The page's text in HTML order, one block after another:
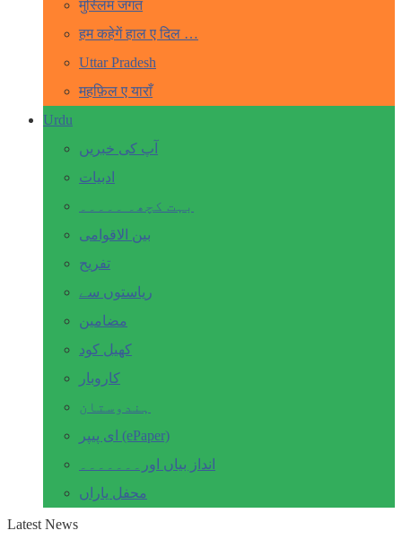
मुस्लिम जगत
हम कहेगें हाल ए दिल …
Uttar Pradesh
महफ़िल ए याराँ
Urdu
آپ کی خبریں
ادبیات
بہت کچھ۔ ۔۔۔۔۔
بین الاقوامی
تفریح
ریاستوں سے
مضامین
کھیل کود
کاروبار
ہندوستان
ای پیپر (ePaper)
انداز بیاں اور۔۔۔۔۔۔۔
محفل یاراں
Latest News